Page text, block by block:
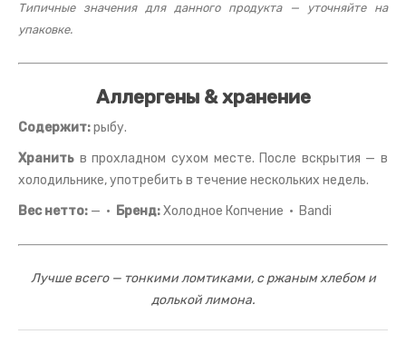
Типичные значения для данного продукта — уточняйте на
упаковке.
Аллергены & хранение
Содержит:рыбу.
Хранить в прохладном сухом месте. После вскрытия — в
холодильнике, употребить в течение нескольких недель.
Вес нетто: — · Бренд:Холодное Копчение · Bandi
Лучше всего — тонкими ломтиками, с ржаным хлебом и
долькой лимона.